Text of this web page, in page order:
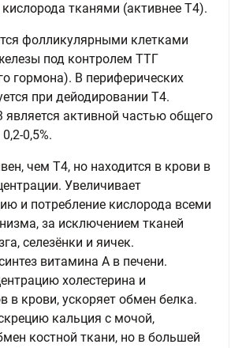
тканями (активнее Т4).
фолликулярными клетками
под контролем ТТГ
гормона). В периферических
при дейодировании Т4.
активной частью общего
0,5%.
чем Т4, но находится в крови в
Увеличивает
и потребление кислорода всеми
за исключением тканей
селезёнки и яичек.
витамина А в печени.
холестерина и
в крови, ускоряет обмен белка.
кальция с мочой,
костной ткани, но в большей